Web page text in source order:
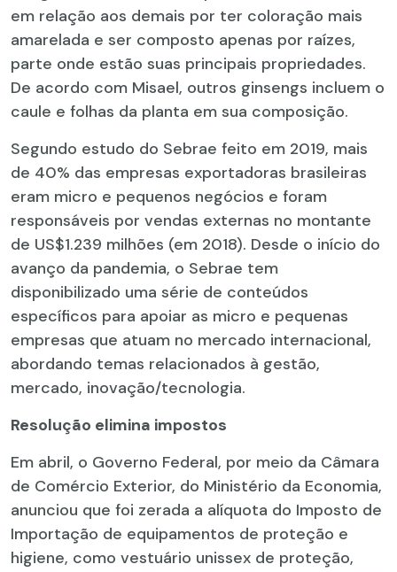
em relação aos demais por ter coloração mais
amarelada e ser composto apenas por raízes,
parte onde estão suas principais propriedades.
De acordo com Misael, outros ginsengs incluem o
caule e folhas da planta em sua composição.
Segundo estudo do Sebrae feito em 2019, mais
de 40% das empresas exportadoras brasileiras
eram micro e pequenos negócios e foram
responsáveis por vendas externas no montante
de US$1.239 milhões (em 2018). Desde o início do
avanço da pandemia, o Sebrae tem
disponibilizado uma série de conteúdos
específicos para apoiar as micro e pequenas
empresas que atuam no mercado internacional,
abordando temas relacionados à gestão,
mercado, inovação/tecnologia.
Resolução elimina impostos
Em abril, o Governo Federal, por meio da Câmara
de Comércio Exterior, do Ministério da Economia,
anunciou que foi zerada a alíquota do Imposto de
Importação de equipamentos de proteção e
higiene, como vestuário unissex de proteção,